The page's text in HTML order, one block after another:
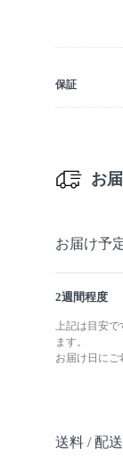
保証
お
お届け予
2週間程度
上記は目安で
ます。
お届け日にご
送料 / 配送